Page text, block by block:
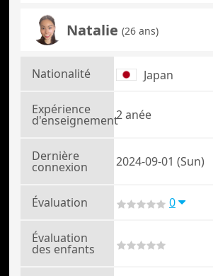
Natalie (26 ans)
Nationalité Japan
Expérience
d'enseignement2 anée
Dernière
connexion 2024-09-01 (Sun)
Évaluation 0
Évaluation
des enfants